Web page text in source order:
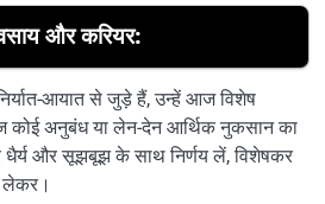
और करियर:
निर्यात-आयात से जुड़े हैं, उन्हें आज विशेष
कोई अनुबंध या लेन-देन आर्थिक नुकसान का
और सूझबूझ के साथ निर्णय लें, विशेषकर
लेकर।